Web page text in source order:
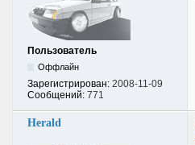
Пользователь
Оффлайн
Зарегистрирован: 2008-11-09
Сообщений: 771
Herald